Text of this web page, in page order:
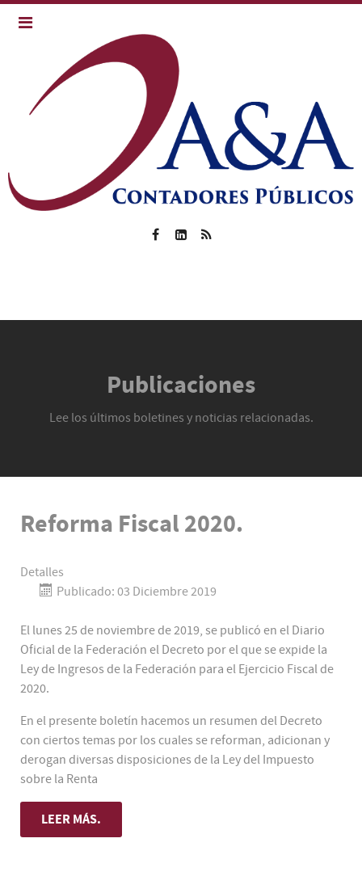
Publicaciones
Lee los últimos boletines y noticias relacionadas.
Reforma Fiscal 2020.
Detalles
Publicado: 03 Diciembre 2019
El lunes 25 de noviembre de 2019, se publicó en el Diario
Oficial de la Federación el Decreto por el que se expide la
Ley de Ingresos de la Federación para el Ejercicio Fiscal de
2020.
En el presente boletín hacemos un resumen del Decreto
con ciertos temas por los cuales se reforman, adicionan y
derogan diversas disposiciones de la Ley del Impuesto
sobre la Renta
LEER MÁS.